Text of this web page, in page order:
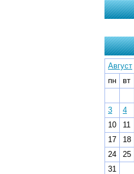
Август
пн
вт
3
4
10
11
17
18
24
25
31